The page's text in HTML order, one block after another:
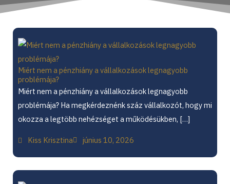
Miért nem a pénzhiány a vállalkozások legnagyobb
problémája?
Miért nem a pénzhiány a vállalkozások legnagyobb
problémája? Ha megkérdeznénk száz vállalkozót, hogy mi
okozza a legtöbb nehézséget a működésükben, […]
Kiss Krisztina június 10, 2026